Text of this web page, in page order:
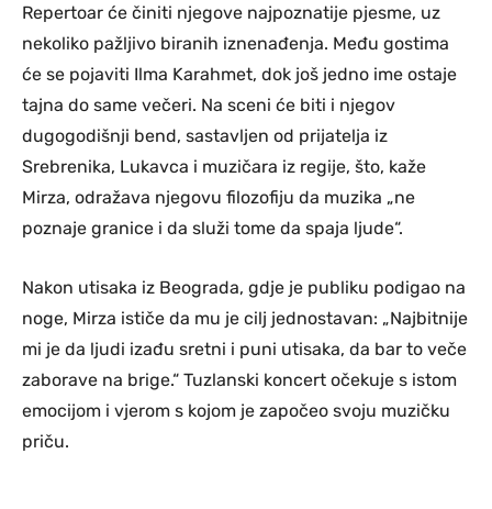
Repertoar će činiti njegove najpoznatije pjesme, uz
nekoliko pažljivo biranih iznenađenja. Među gostima
će se pojaviti Ilma Karahmet, dok još jedno ime ostaje
tajna do same večeri. Na sceni će biti i njegov
dugogodišnji bend, sastavljen od prijatelja iz
Srebrenika, Lukavca i muzičara iz regije, što, kaže
Mirza, odražava njegovu filozofiju da muzika „ne
poznaje granice i da služi tome da spaja ljude“.
Nakon utisaka iz Beograda, gdje je publiku podigao na
noge, Mirza ističe da mu je cilj jednostavan: „Najbitnije
mi je da ljudi izađu sretni i puni utisaka, da bar to veče
zaborave na brige.“ Tuzlanski koncert očekuje s istom
emocijom i vjerom s kojom je započeo svoju muzičku
priču.